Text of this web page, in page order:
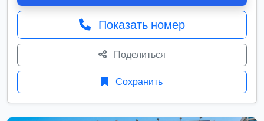
Показать номер
Поделиться
Сохранить